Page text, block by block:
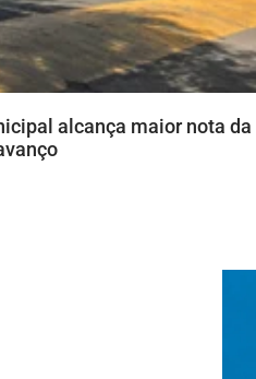
alcança maior nota